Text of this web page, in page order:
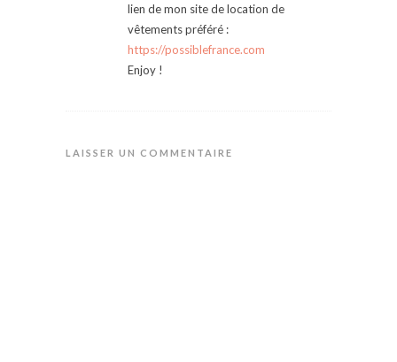
lien de mon site de location de
vêtements préféré :
https://possiblefrance.com
Enjoy !
LAISSER UN COMMENTAIRE